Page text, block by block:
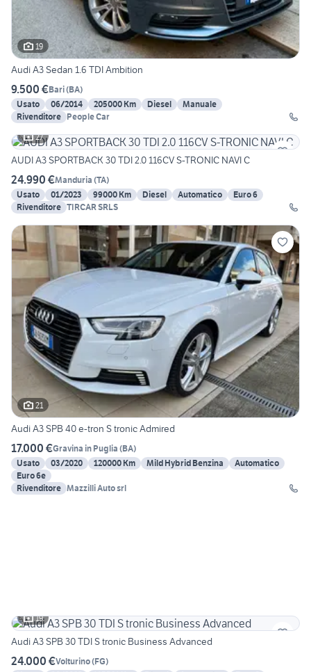
19
Audi A3 Sedan 1.6 TDI Ambition
9.500 €Bari(BA)
Usato
06/2014 205000 Km Diesel
Manuale
Rivenditore People Car
27
AUDI A3 SPORTBACK 30 TDI 2.0 116CV S-TRONIC NAVI C
24.990 €Manduria (TA)
Usato
01/2023 99000 Km Diesel Automatico
Euro 6
Rivenditore TIRCAR SRLS
21
Audi A3 SPB 40 e-tron S tronic Admired
17.000 €Gravina in Puglia (BA)
Usato
03/2020 120000 Km Mild Hybrid Benzina
Automatico
Euro 6e
Rivenditore Mazzilli Auto srl
19
Audi A3 SPB 30 TDI S tronic Business Advanced
24.000 €Volturino(FG)